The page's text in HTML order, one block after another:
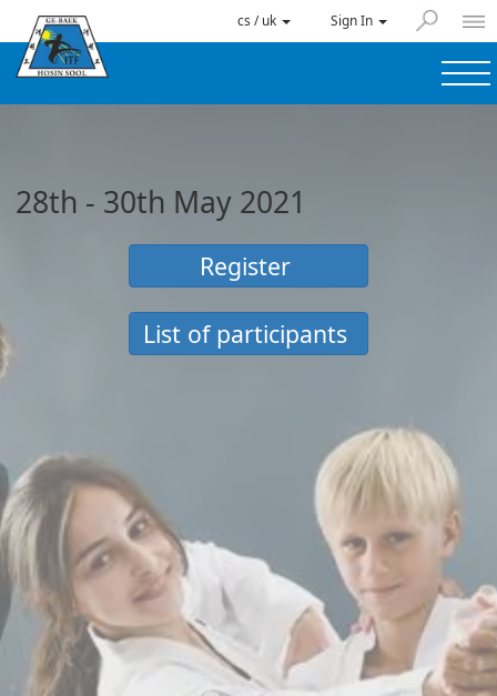
cs / uk Sign In
28th - 30th May 2021
Register
List of participants